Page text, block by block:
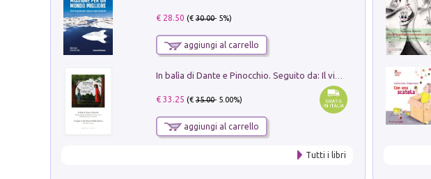
€ 28.50 (€30.00- 5%)
aggiungi al carrello
€ 33.25 (€35.00- 5.00%)
aggiungi al carrello
Tutti i libri